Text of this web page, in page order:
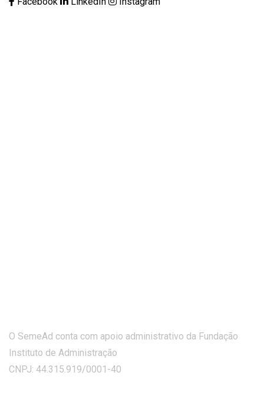
O SemeAd conta com apoio administrativo da Fundação
Instituto de Administração
CNPJ: 44.315.919/0001-40